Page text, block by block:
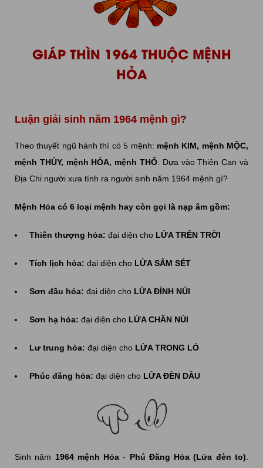
GIÁP THÌN 1964 THUỘC MỆNH
HỎA
Luận giải sinh năm 1964 mệnh gì?
Theo thuyết ngũ hành thì có 5 mệnh: mệnh KIM, mệnh MỘC,
mệnh THỦY, mệnh HỎA, mệnh THỔ. Dựa vào Thiên Can và
Địa Chi người xưa tính ra người sinh năm 1964 mệnh gì?
Mệnh Hỏa có 6 loại mệnh hay còn gọi là nạp âm gồm:
Thiên thượng hỏa: đại diện cho LỬA TRÊN TRỜI
Tích lịch hỏa: đại diện cho LỬA SẤM SÉT
Sơn đầu hỏa: đại diện cho LỬA ĐỈNH NÚI
Sơn hạ hỏa: đại diện cho LỬA CHÂN NÚI
Lư trung hỏa: đại diện cho LỬA TRONG LÒ
Phúc đăng hỏa: đại diện cho LỬA ĐÈN DẦU
Sinh năm 1964 mệnh Hỏa - Phú Đăng Hỏa (Lửa đèn to).